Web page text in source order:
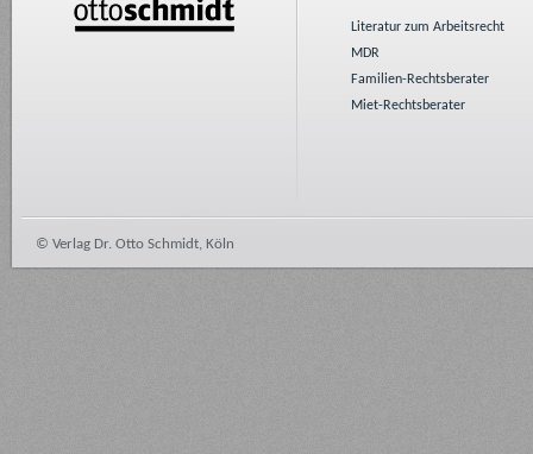
Literatur zum Arbeitsrecht
MDR
Familien-Rechtsberater
Miet-Rechtsberater
© Verlag Dr. Otto Schmidt, Köln